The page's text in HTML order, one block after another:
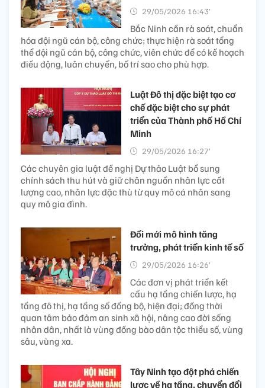
29/05/2026 16:43’
Bắc Ninh cần rà soát, chuẩn
hóa đội ngũ cán bộ, công chức; thực hiện rà soát tổng
thể đội ngũ cán bộ, công chức, viên chức để có kế hoạch
điều động, luân chuyển, bố trí sao cho phù hợp.
Luật Đô thị đặc biệt tạo cơ
chế đặc biệt cho sự phát
triển của Thành phố Hồ Chí
Minh
29/05/2026 16:27’
Các chuyên gia luật đề nghị Dự thảo Luật bổ sung
chính sách thu hút và giữ chân nguồn nhân lực cất
lượng cao, nhân lực đặc thù từ quy mô cá nhân sang
quy mô gia đình.
Đổi mới mô hình tăng
trưởng, phát triển kinh tế số
29/05/2026 16:26’
Các đơn vị phát triển kết
cấu hạ tầng chiến lược, hạ
tầng đô thị, hạ tầng số đồng bộ, hiện đại; đồng thời
quan tâm bảo đảm an sinh xã hội, nâng cao đời sống
nhân dân, nhất là vùng đồng bào dân tộc thiểu số, vùng
sâu, vùng xa.
Tây Ninh tạo đột phá chiến
lược về hạ tầng, chuyển đổi